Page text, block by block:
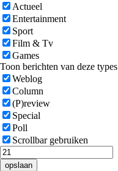
Actueel
Entertainment
Sport
Film & Tv
Games
Toon berichten van deze types
Weblog
Column
(P)review
Special
Poll
Scrollbar gebruiken
opslaan